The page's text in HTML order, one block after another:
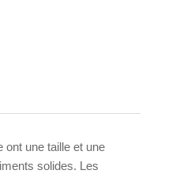
une taille et une
solides. Les